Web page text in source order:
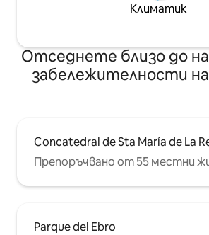
Климатик
Отседнете близо до
забележителности
Concatedral de Sta María de La
Препоръчвано от 55 местни
Parque del Ebro